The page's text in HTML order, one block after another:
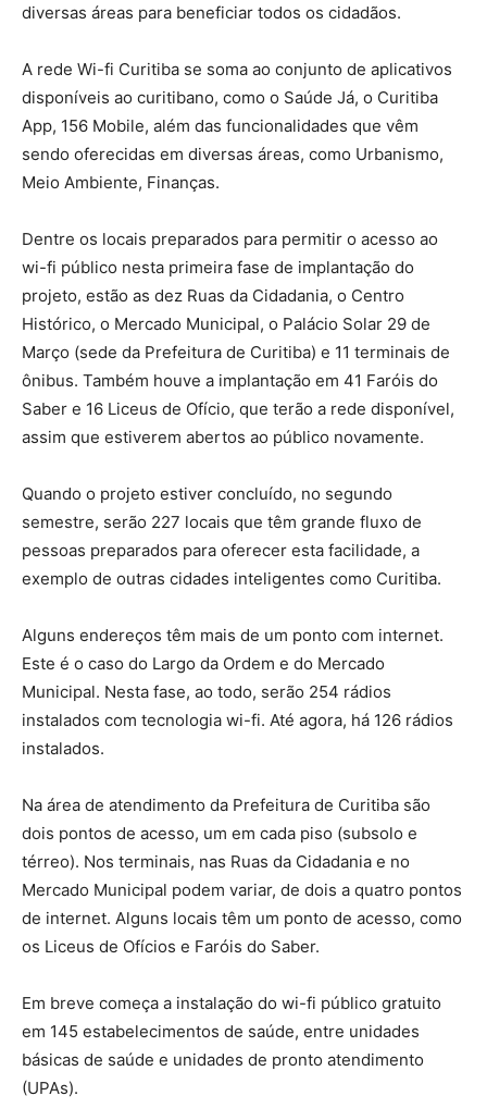
diversas áreas para beneficiar todos os cidadãos.
A rede Wi-fi Curitiba se soma ao conjunto de aplicativos
disponíveis ao curitibano, como o Saúde Já, o Curitiba
App, 156 Mobile, além das funcionalidades que vêm
sendo oferecidas em diversas áreas, como Urbanismo,
Meio Ambiente, Finanças.
Dentre os locais preparados para permitir o acesso ao
wi-fi público nesta primeira fase de implantação do
projeto, estão as dez Ruas da Cidadania, o Centro
Histórico, o Mercado Municipal, o Palácio Solar 29 de
Março (sede da Prefeitura de Curitiba) e 11 terminais de
ônibus. Também houve a implantação em 41 Faróis do
Saber e 16 Liceus de Ofício, que terão a rede disponível,
assim que estiverem abertos ao público novamente.
Quando o projeto estiver concluído, no segundo
semestre, serão 227 locais que têm grande fluxo de
pessoas preparados para oferecer esta facilidade, a
exemplo de outras cidades inteligentes como Curitiba.
Alguns endereços têm mais de um ponto com internet.
Este é o caso do Largo da Ordem e do Mercado
Municipal. Nesta fase, ao todo, serão 254 rádios
instalados com tecnologia wi-fi. Até agora, há 126 rádios
instalados.
Na área de atendimento da Prefeitura de Curitiba são
dois pontos de acesso, um em cada piso (subsolo e
térreo). Nos terminais, nas Ruas da Cidadania e no
Mercado Municipal podem variar, de dois a quatro pontos
de internet. Alguns locais têm um ponto de acesso, como
os Liceus de Ofícios e Faróis do Saber.
Em breve começa a instalação do wi-fi público gratuito
em 145 estabelecimentos de saúde, entre unidades
básicas de saúde e unidades de pronto atendimento
(UPAs).